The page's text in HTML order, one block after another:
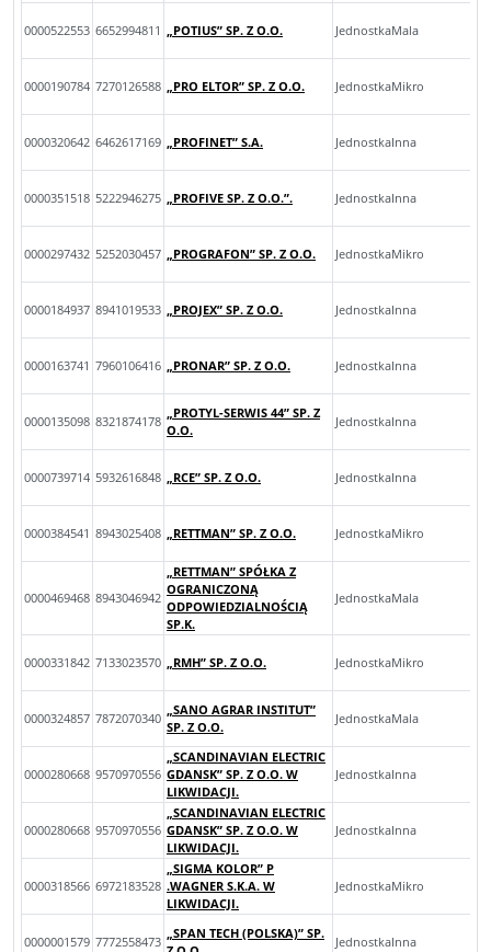
0000522553 6652994811 „POTIUS” SP. Z O.O. JednostkaMala
0000190784 7270126588 „PRO ELTOR” SP. Z O.O. JednostkaMikro
0000320642 6462617169 „PROFINET” S.A. JednostkaInna
0000351518 5222946275 „PROFIVE SP. Z O.O.”. JednostkaInna
0000297432 5252030457 „PROGRAFON” SP. Z O.O. JednostkaMikro
0000184937 8941019533 „PROJEX” SP. Z O.O. JednostkaInna
0000163741 7960106416 „PRONAR” SP. Z O.O. JednostkaInna
0000135098 8321874178
„PROTYL-SERWIS 44” SP. Z
O.O.
JednostkaInna
0000739714 5932616848 „RCE” SP. Z O.O. JednostkaInna
0000384541 8943025408 „RETTMAN” SP. Z O.O. JednostkaMikro
0000469468 8943046942
„RETTMAN” SPÓŁKA Z
OGRANICZONĄ
ODPOWIEDZIALNOŚCIĄ
SP.K.
JednostkaMala
0000331842 7133023570 „RMH” SP. Z O.O. JednostkaMikro
0000324857 7872070340
„SANO AGRAR INSTITUT”
SP. Z O.O.
JednostkaMala
0000280668 9570970556
„SCANDINAVIAN ELECTRIC
GDANSK” SP. Z O.O. W
LIKWIDACJI.
JednostkaInna
0000280668 9570970556
„SCANDINAVIAN ELECTRIC
GDANSK” SP. Z O.O. W
LIKWIDACJI.
JednostkaInna
0000318566 6972183528
„SIGMA KOLOR” P
.WAGNER S.K.A. W
LIKWIDACJI.
JednostkaMikro
0000001579 7772558473
„SPAN TECH (POLSKA)” SP.
JednostkaInna